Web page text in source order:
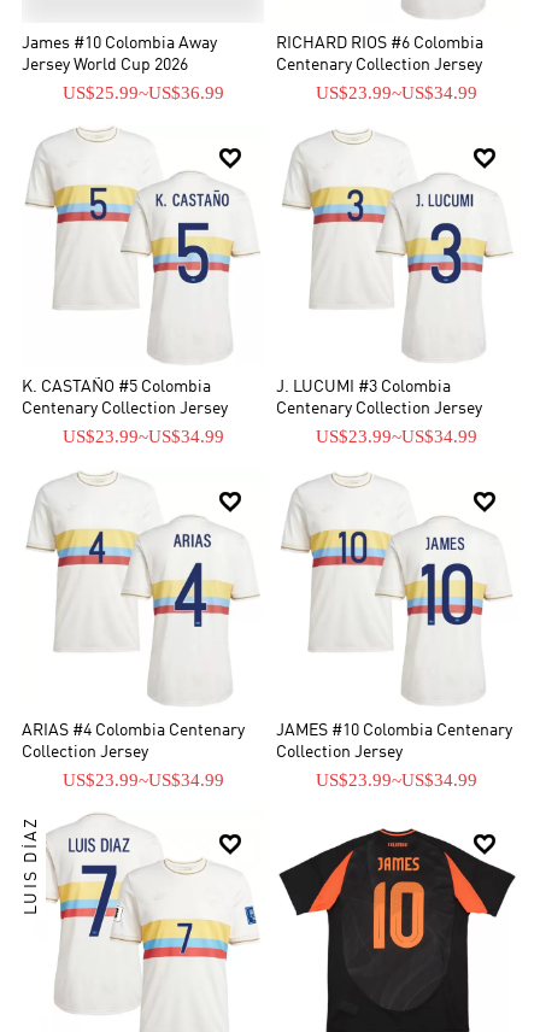
James #10 Colombia Away
Jersey World Cup 2026
US$25.99~US$36.99
RICHARD RIOS #6 Colombia
Centenary Collection Jersey
US$23.99~US$34.99

K. CASTAÑO #5 Colombia
Centenary Collection Jersey
US$23.99~US$34.99

J. LUCUMI #3 Colombia
Centenary Collection Jersey
US$23.99~US$34.99

ARIAS #4 Colombia Centenary
Collection Jersey
US$23.99~US$34.99

JAMES #10 Colombia Centenary
Collection Jersey
US$23.99~US$34.99

LUIS DÍAZ 